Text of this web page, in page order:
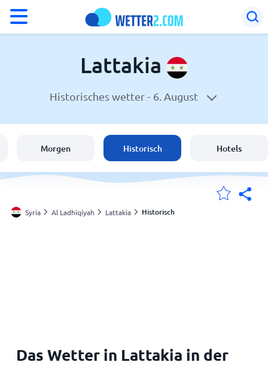
Wetter in Lattakia
Schweiz
Deutschland
Lattakia
Historisches wetter - 6. August
Morgen Historisch Hotels
Syria Al Ladhiqiyah Lattakia Historisch
Das Wetter in Lattakia in der